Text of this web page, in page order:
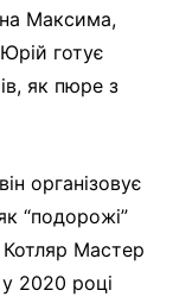
Максима,
готує
як пюре з
організовує
“подорожі”
Котляр Мастер
2020 році